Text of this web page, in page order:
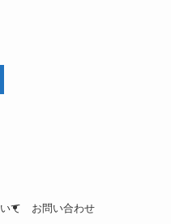
て
お問い合わせ